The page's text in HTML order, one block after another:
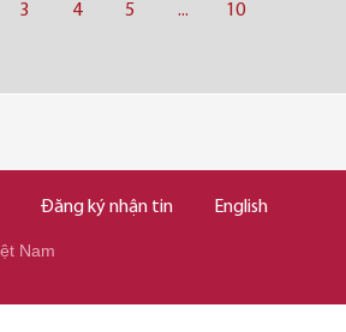
3 4 5 ... 10
Đăng ký nhận tin English
Nam